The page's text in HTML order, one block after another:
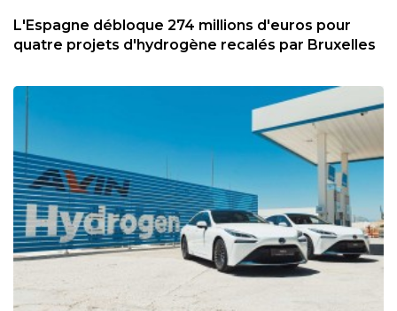
L'Espagne débloque 274 millions d'euros pour
quatre projets d'hydrogène recalés par Bruxelles